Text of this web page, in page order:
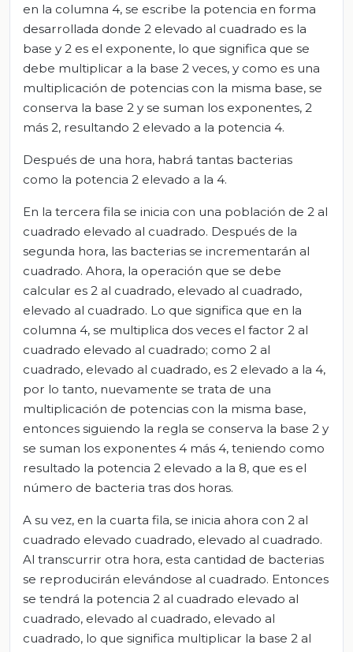
en la columna 4, se escribe la potencia en forma
desarrollada donde 2 elevado al cuadrado es la
base y 2 es el exponente, lo que significa que se
debe multiplicar a la base 2 veces, y como es una
multiplicación de potencias con la misma base, se
conserva la base 2 y se suman los exponentes, 2
más 2, resultando 2 elevado a la potencia 4.
Después de una hora, habrá tantas bacterias
como la potencia 2 elevado a la 4.
En la tercera fila se inicia con una población de 2 al
cuadrado elevado al cuadrado. Después de la
segunda hora, las bacterias se incrementarán al
cuadrado. Ahora, la operación que se debe
calcular es 2 al cuadrado, elevado al cuadrado,
elevado al cuadrado. Lo que significa que en la
columna 4, se multiplica dos veces el factor 2 al
cuadrado elevado al cuadrado; como 2 al
cuadrado, elevado al cuadrado, es 2 elevado a la 4,
por lo tanto, nuevamente se trata de una
multiplicación de potencias con la misma base,
entonces siguiendo la regla se conserva la base 2 y
se suman los exponentes 4 más 4, teniendo como
resultado la potencia 2 elevado a la 8, que es el
número de bacteria tras dos horas.
A su vez, en la cuarta fila, se inicia ahora con 2 al
cuadrado elevado cuadrado, elevado al cuadrado.
Al transcurrir otra hora, esta cantidad de bacterias
se reproducirán elevándose al cuadrado. Entonces
se tendrá la potencia 2 al cuadrado elevado al
cuadrado, elevado al cuadrado, elevado al
cuadrado, lo que significa multiplicar la base 2 al